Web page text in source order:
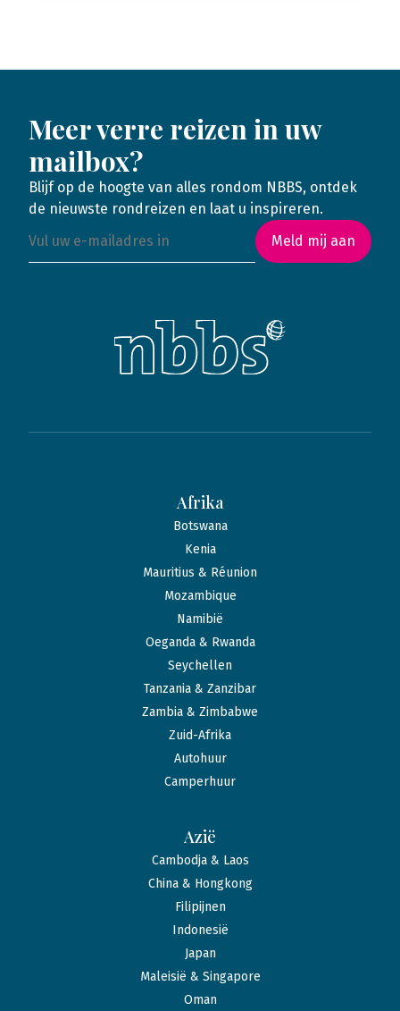
Meer verre reizen in uw
mailbox?
Blijf op de hoogte van alles rondom NBBS, ontdek
de nieuwste rondreizen en laat u inspireren.
Meld mij aan
Afrika
Botswana
Kenia
Mauritius & Réunion
Mozambique
Namibië
Oeganda & Rwanda
Seychellen
Tanzania & Zanzibar
Zambia & Zimbabwe
Zuid-Afrika
Autohuur
Camperhuur
Azië
Cambodja & Laos
China & Hongkong
Filipijnen
Indonesië
Japan
Maleisië & Singapore
Oman